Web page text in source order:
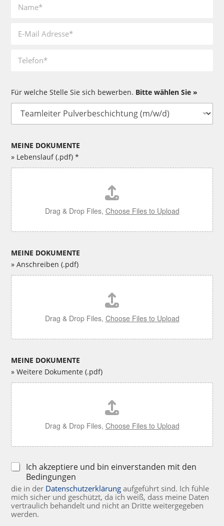
m
m
f
o
Für welche Stelle Sie sich bewerben. Bitte wählen Sie »
O
f
n
e
t
e
l
l
e
n
&
u
s
b
i
l
d
u
n
g
MEINE DOKUMENTE
» Lebenslauf (.pdf) *
L
e
b
e
n
s
l
u
f
*
Drag & Drop Files, Choose Files to Upload
MEINE DOKUMENTE
» Anschreiben (.pdf)
A
n
s
c
h
r
e
b
e
n
Drag & Drop Files, Choose Files to Upload
MEINE DOKUMENTE
» Weitere Dokumente (.pdf)
W
e
i
t
e
r
e
o
k
m
e
n
t
Drag & Drop Files, Choose Files to Upload
D
a
t
e
n
s
Ich akzeptiere und bin einverstanden mit den
Bedingungen
die in der Datenschutzerklärung aufgeführt sind. Ich fühle
mich sicher und geschützt, da ich weiß, dass meine Daten
vertraulich behandelt und nicht an Dritte weitergegeben
werden.